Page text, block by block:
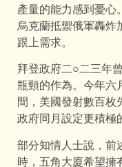
產量的能力感到憂心
烏克蘭抵禦俄軍轟炸
跟上需求。
拜登政府二○二三年
瓶頸的作為。今年六
間，美國發射數百枚
政府同月設定更積極
部分知情人士說，前
時，五角大廈希望擁